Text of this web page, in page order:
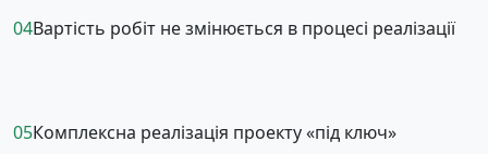
04Вартість робіт не змінюється в процесі реалізації
05Комплексна реалізація проекту «під ключ»